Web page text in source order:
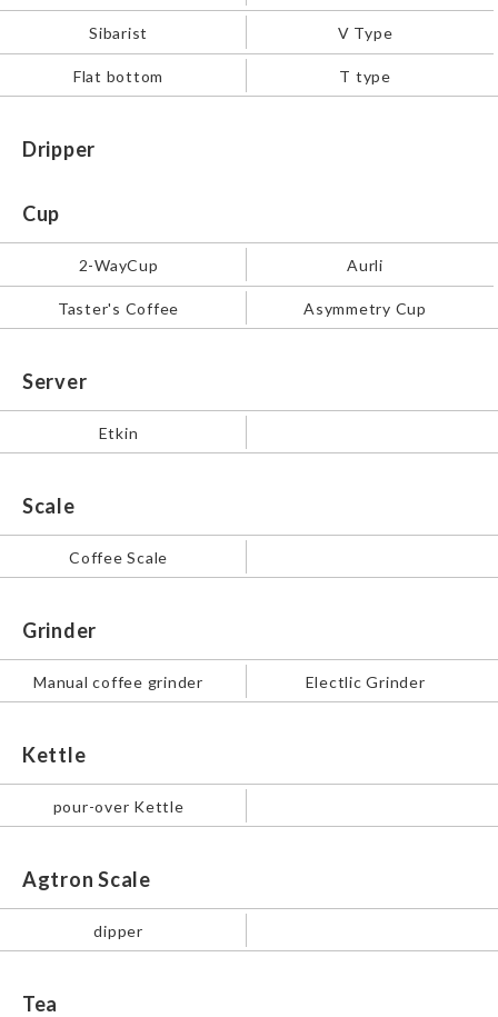
Sibarist V Type
Flat bottom T type
Dripper
Cup
2-WayCup Aurli
Taster's Coffee Asymmetry Cup
Server
Etkin
Scale
Coffee Scale
Grinder
Manual coffee grinder Electlic Grinder
Kettle
pour-over Kettle
Agtron Scale
dipper
Tea